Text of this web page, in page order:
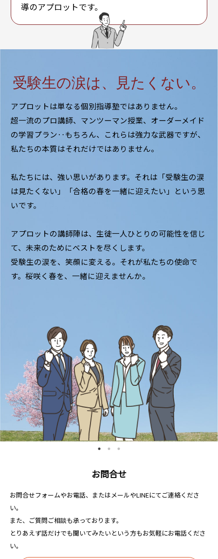
導のアプロットです。
受験生の涙は、見たくない。
アプロットは単なる個別指導塾ではありません。
超一流のプロ講師、マンツーマン授業、オーダーメイド
の学習プラン‥もちろん、これらは強力な武器ですが、
私たちの本質はそれだけではありません。
私たちには、強い思いがあります。それは「受験生の涙
は見たくない」「合格の春を一緒に迎えたい」という思
いです。
アプロットの講師陣は、生徒一人ひとりの可能性を信じ
て、未来のためにベストを尽くします。
受験生の涙を、笑顔に変える。それが私たちの使命で
す。桜咲く春を、一緒に迎えませんか。
お問合せ
お問合せフォームやお電話、またはメールやLINEにてご連絡くださ
い。
また、ご質問ご相談も承っております。
とりあえず話だけでも聞いてみたいという方もお気軽にお電話くださ
い。